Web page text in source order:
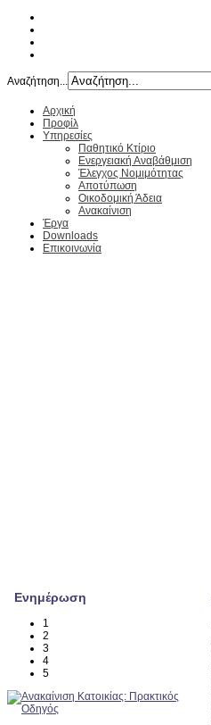
Αναζήτηση...
Αρχική
Προφίλ
Υπηρεσίες
Παθητικό Κτίριο
Ενεργειακή Αναβάθμιση
Έλεγχος Νομιμότητας
Αποτύπωση
Οικοδομική Άδεια
Ανακαίνιση
Έργα
Downloads
Επικοινωνία
Ενημέρωση
1
2
3
4
5